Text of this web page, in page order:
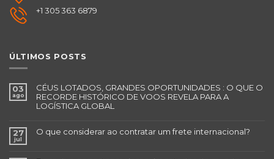
+1 305 363 6879
ÚLTIMOS POSTS
03
ago
CÉUS LOTADOS, GRANDES OPORTUNIDADES : O QUE O
RECORDE HISTÓRICO DE VOOS REVELA PARA A
LOGÍSTICA GLOBAL
27
jul
O que considerar ao contratar um frete internacional?